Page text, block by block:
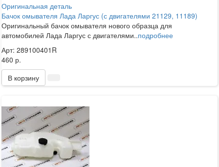
Оригинальная деталь
Бачок омывателя Лада Ларгус (с двигателями 21129, 11189)
Оригинальный бачок омывателя нового образца для
автомобилей Лада Ларгус с двигателями..подробнее
Арт: 289100401R
460 р.
В корзину